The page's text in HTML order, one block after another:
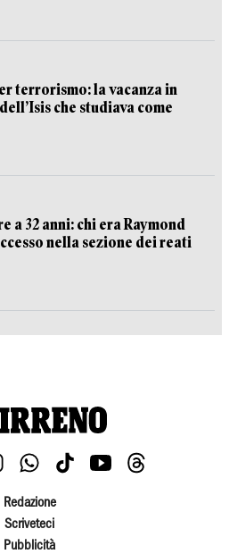
terrorismo: la vacanza in
che studiava come
a 32 anni: chi era Raymond
nella sezione dei reati
Redazione
Scriveteci
Pubblicità